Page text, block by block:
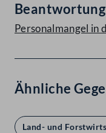
Beantwortung
Personalmangel
Ähnliche
Land- und